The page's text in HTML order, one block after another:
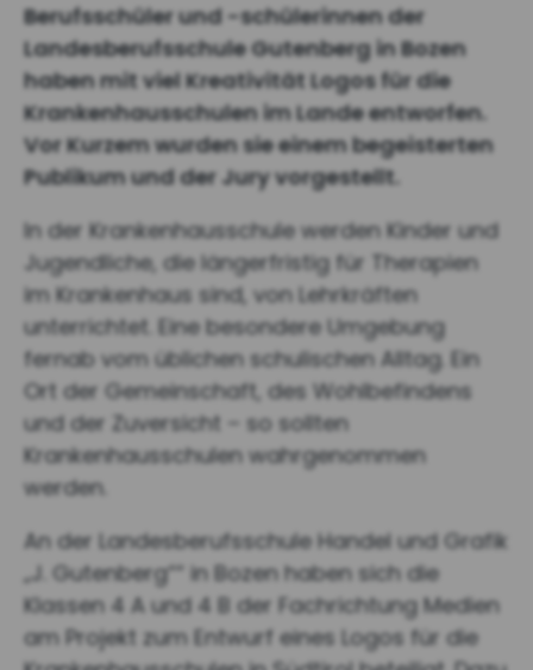
Berufsschüler und -schülerinnen der
Landesberufsschule Gutenberg in Bozen
haben mit viel Kreativität Logos für die
Krankenhausschulen im Lande entworfen.
Vor Kurzem wurden sie einem begeisterten
Publikum und der Jury vorgestellt.
In der Krankenhausschule werden Kinder und
Jugendliche, die längerfristig für Therapien
im Krankenhaus sind, von Lehrkräften
unterrichtet. Eine besondere Umgebung
fernab vom üblichen schulischen Alltag. Ein
Ort der Gemeinschaft, des Wohlbefindens
und der Zuversicht – so sollten
Krankenhausschulen wahrgenommen
werden.
An der Landesberufsschule Handel und Grafik
„J. Gutenberg““ in Bozen haben sich die
Klassen 4 A und 4 B der Fachrichtung Medien
am Projekt zum Entwurf eines Logos für die